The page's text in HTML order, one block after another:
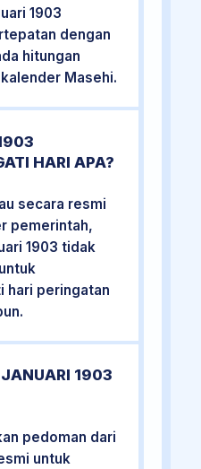
1903
dengan
hitungan
Masehi.
HARI APA?
secara resmi
pemerintah,
1903 tidak
hari peringatan
JANUARI 1903
pedoman dari
untuk